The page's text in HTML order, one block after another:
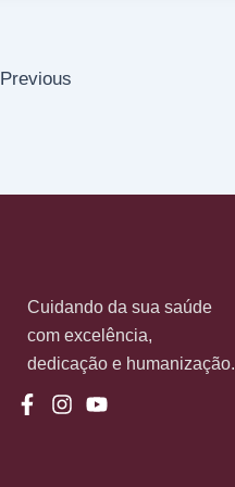
Previous
Cuidando da sua saúde
com excelência,
dedicação e humanização.